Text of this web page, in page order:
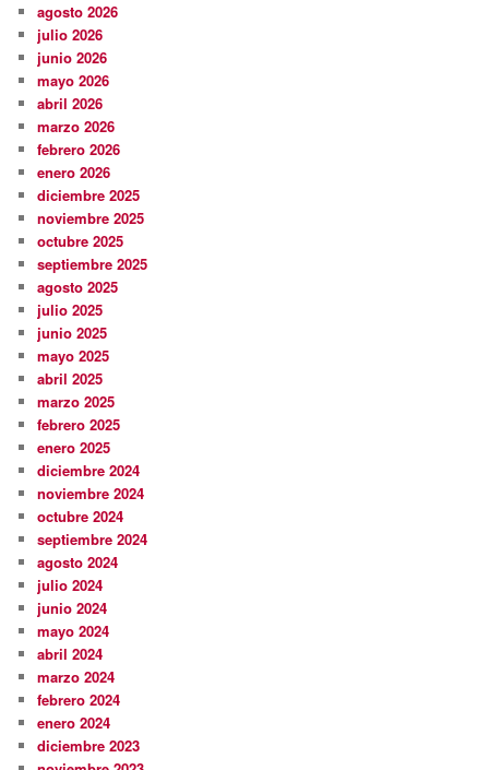
agosto 2026
julio 2026
junio 2026
mayo 2026
abril 2026
marzo 2026
febrero 2026
enero 2026
diciembre 2025
noviembre 2025
octubre 2025
septiembre 2025
agosto 2025
julio 2025
junio 2025
mayo 2025
abril 2025
marzo 2025
febrero 2025
enero 2025
diciembre 2024
noviembre 2024
octubre 2024
septiembre 2024
agosto 2024
julio 2024
junio 2024
mayo 2024
abril 2024
marzo 2024
febrero 2024
enero 2024
diciembre 2023